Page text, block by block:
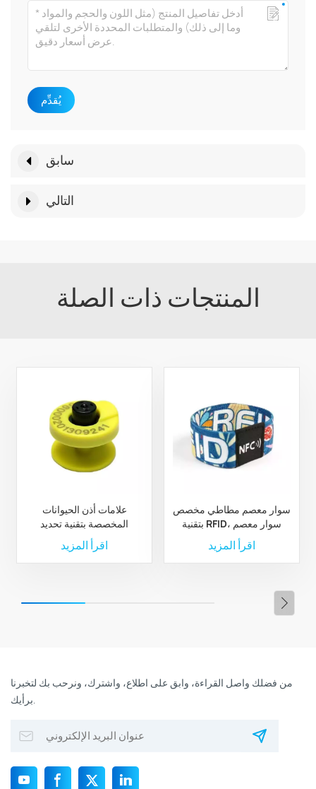
يُقدِّم
سابق
التالي
المنتجات ذات الصلة
علامات أذن الحيوانات
المخصصة بتقنية تحديد
الترددات الراديوية لإدارة
الثروة الحيوانية والمزارع
اقرأ المزيد
سوار معصم مطاطي مخصص
بتقنية RFID، سوار معصم
مطاطي من البوليستر بتقنية
RFID مخصص
اقرأ المزيد
من فضلك واصل القراءة، وابق على اطلاع، واشترك، ونرحب بك لتخبرنا
برأيك.